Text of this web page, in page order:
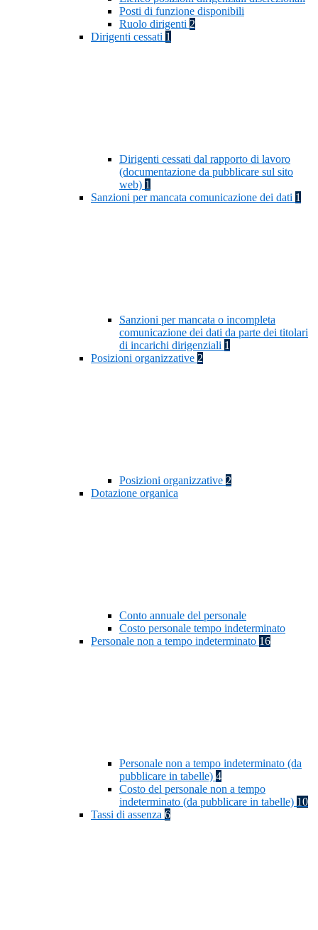
Posti di funzione disponibili
Ruolo dirigenti 2
Dirigenti cessati 1
Dirigenti cessati dal rapporto di lavoro
(documentazione da pubblicare sul sito
web) 1
Sanzioni per mancata comunicazione dei dati 1
Sanzioni per mancata o incompleta
comunicazione dei dati da parte dei titolari
di incarichi dirigenziali 1
Posizioni organizzative 2
Posizioni organizzative 2
Dotazione organica
Conto annuale del personale
Costo personale tempo indeterminato
Personale non a tempo indeterminato 16
Personale non a tempo indeterminato (da
pubblicare in tabelle) 4
Costo del personale non a tempo
indeterminato (da pubblicare in tabelle) 10
Tassi di assenza 6